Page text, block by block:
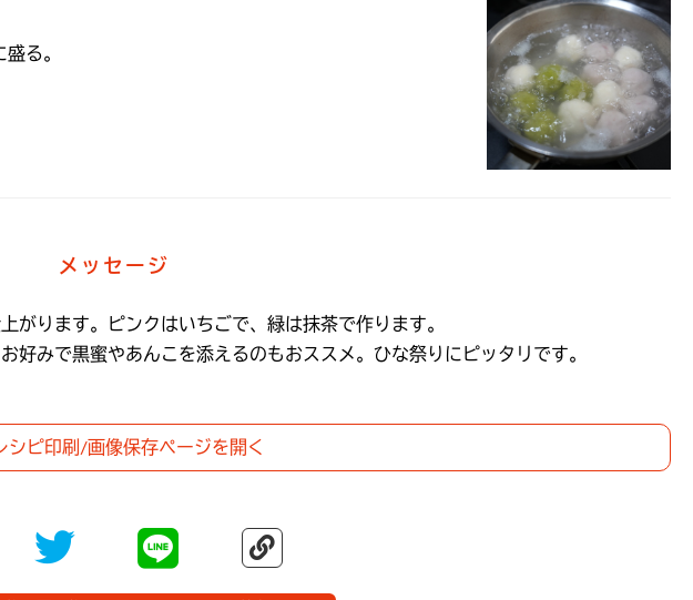
る。
メッセージ
がります。ピンクはいちごで、緑は抹茶で作ります。
好みで黒蜜やあんこを添えるのもおススメ。ひな祭りにピッタリです。
シピ印刷/画像保存ページを開く